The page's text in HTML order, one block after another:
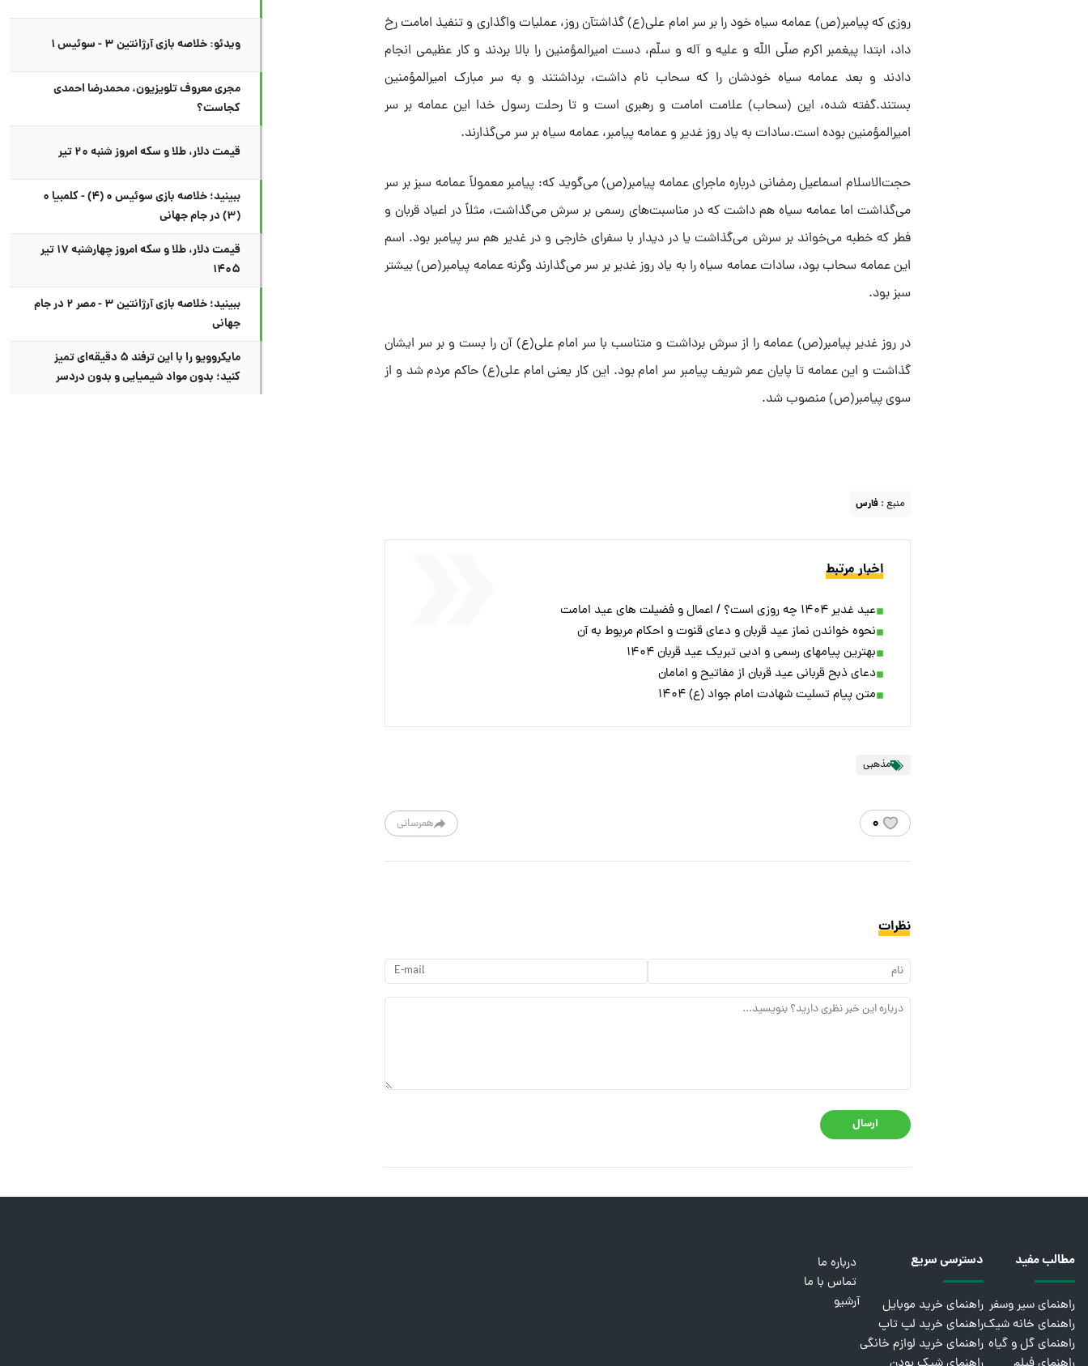
روزی که پیامبر(ص) عمامه سیاه خود را بر سر امام علی(ع) گذاشتآن روز، عملیات واگذاری و تنفیذ امامت رخ
داد، ابتدا پیغمبر اکرم صلّی اللّه و علیه و آله و سلّم، دست امیرالمؤمنین را بالا بردند و کار عظیمی انجام
دادند و بعد عمامه‌ سیاه خودشان را که سحاب نام داشت، برداشتند و به سر مبارک امیرالمؤمنین
بستند.گفته شده، این (سحاب) علامت امامت و رهبری است و تا رحلت رسول خدا این عمامه بر سر
امیرالمؤمنین بوده است.سادات به یاد روز غدیر و عمامه پیامبر، عمامه سیاه بر سر می‌گذارند.
حجت‌الاسلام اسماعیل رمضانی درباره ماجرای عمامه پیامبر(ص) می‌گوید که: پیامبر معمولاً عمامه سبز بر سر
می‌گذاشت اما عمامه سیاه هم داشت که در مناسبت‌های رسمی بر سرش می‌گذاشت، مثلاً در اعیاد قربان و
فطر که خطبه می‌خواند بر سرش می‌گذاشت یا در دیدار با سفرای خارجی و در غدیر هم سر پیامبر بود. اسم
این عمامه سحاب بود، سادات عمامه سیاه را به یاد روز غدیر بر سر می‌گذارند وگرنه عمامه پیامبر(ص) بیشتر
سبز بود.
در روز غدیر پیامبر(ص) عمامه را از سرش برداشت و متناسب با سر امام علی(ع) آن را بست و بر سر ایشان
گذاشت و این عمامه تا پایان عمر شریف پیامبر سر امام بود. این کار یعنی امام علی(ع) حاکم مردم شد و از
سوی پیامبر(ص) منصوب شد.
منبع : فارس
اخبار مرتبط
عید غدیر ۱۴۰۴ چه روزی است؟ / اعمال و فضیلت های عید امامت
نحوه خواندن نماز عید قربان و دعای قنوت و احکام مربوط به آن
بهترین پیامهای رسمی و ادبی تبریک عید قربان ۱۴۰۴
دعای ذبح قربانی عید قربان از مفاتیح و امامان
متن پیام تسلیت شهادت امام جواد (ع) ۱۴۰۴
مذهبی
همرسانی ۰
نظرات
ارسال
ویدئو: خلاصه بازی آرژانتین ۳ - سوئیس ۱
مجری معروف تلویزیون، محمدرضا احمدی
کجاست؟
قیمت دلار، طلا و سکه امروز شنبه ۲۰ تیر
ببینید؛ خلاصه بازی سوئیس ۰ (۴) - کلمبیا ۰
(۳) در جام جهانی
قیمت دلار، طلا و سکه امروز چهارشنبه ۱۷ تیر
۱۴۰۵
ببینید؛ خلاصه بازی آرژانتین ۳ - مصر ۲ در جام
جهانی
مایکروویو را با این ترفند ۵ دقیقه‌ای تمیز
کنید؛ بدون مواد شیمیایی و بدون دردسر
مطالب مفید
راهنمای سیر وسفر
راهنمای خانه شیک
راهنمای گل و گیاه
دسترسی سریع
راهنمای خرید موبایل
راهنمای خرید لپ تاپ
راهنمای خرید لوازم خانگی
درباره ما
تماس با ما
آرشیو